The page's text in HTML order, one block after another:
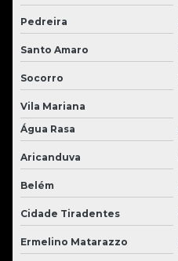
Pedreira
Santo Amaro
Socorro
Vila Mariana
Água Rasa
Aricanduva
Belém
Cidade Tiradentes
Ermelino Matarazzo